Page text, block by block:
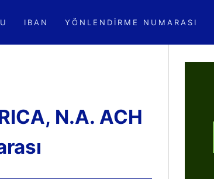
IBAN YÖNLENDIRME NUMARASI
N.A. ACH